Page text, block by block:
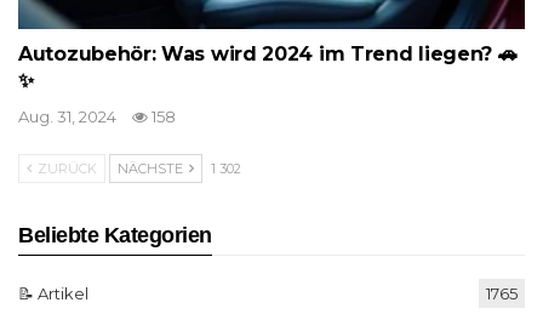
Autozubehör: Was wird 2024 im Trend liegen? 🚗
✨
Aug. 31, 2024 158
ZURÜCK NÄCHSTE 1 302
Beliebte Kategorien
📝 Artikel 1765